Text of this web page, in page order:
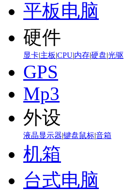
平板电脑
硬件
显卡|主板|CPU|内存|硬盘|光驱
GPS
Mp3
外设
液晶显示器|键盘鼠标|音箱
机箱
台式电脑